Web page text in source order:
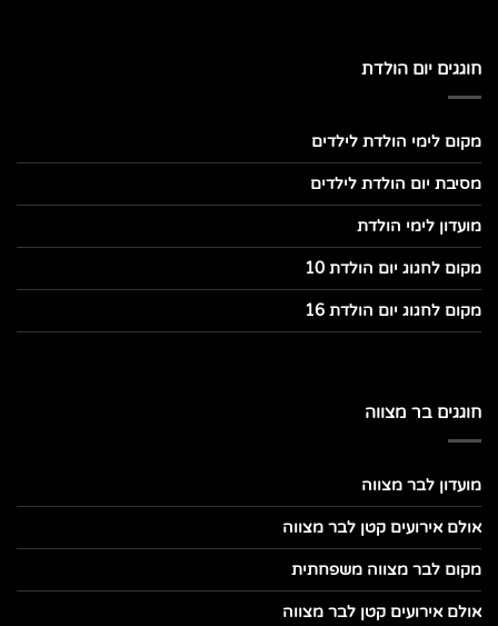
חוגגים יום הולדת
מקום לימי הולדת לילדים
מסיבת יום הולדת לילדים
מועדון לימי הולדת
מקום לחגוג יום הולדת 10
מקום לחגוג יום הולדת 16
חוגגים בר מצווה
מועדון לבר מצווה
אולם אירועים קטן לבר מצווה
מקום לבר מצווה משפחתית
אולם אירועים קטן לבר מצווה